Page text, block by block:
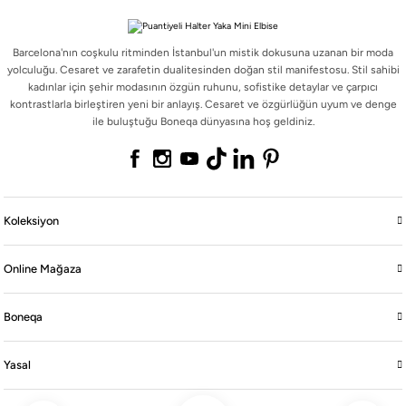
Barcelona'nın coşkulu ritminden İstanbul'un mistik dokusuna uzanan bir moda
yolculuğu. Cesaret ve zarafetin dualitesinden doğan stil manifestosu. Stil sahibi
kadınlar için şehir modasının özgün ruhunu, sofistike detaylar ve çarpıcı
kontrastlarla birleştiren yeni bir anlayış. Cesaret ve özgürlüğün uyum ve denge
ile buluştuğu Boneqa dünyasına hoş geldiniz.
Koleksiyon
Online Mağaza
Boneqa
Yasal
yolculuğu. Cesaret ve zarafetin dualitesinden doğan stil manifestosu. Stil sahibi
kadınlar için şehir modasının özgün ruhunu, sofistike detaylar ve çarpıcı
kontrastlarla birleştiren yeni bir anlayış. Cesaret ve özgürlüğün uyum ve denge
ile buluştuğu Boneqa dünyasına hoş geldiniz.
Online Mağaza
Boneqa
Yasal